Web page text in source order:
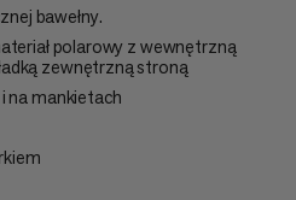
bawełny.
polarowy z wewnętrzną
zewnętrzną stroną
na mankietach